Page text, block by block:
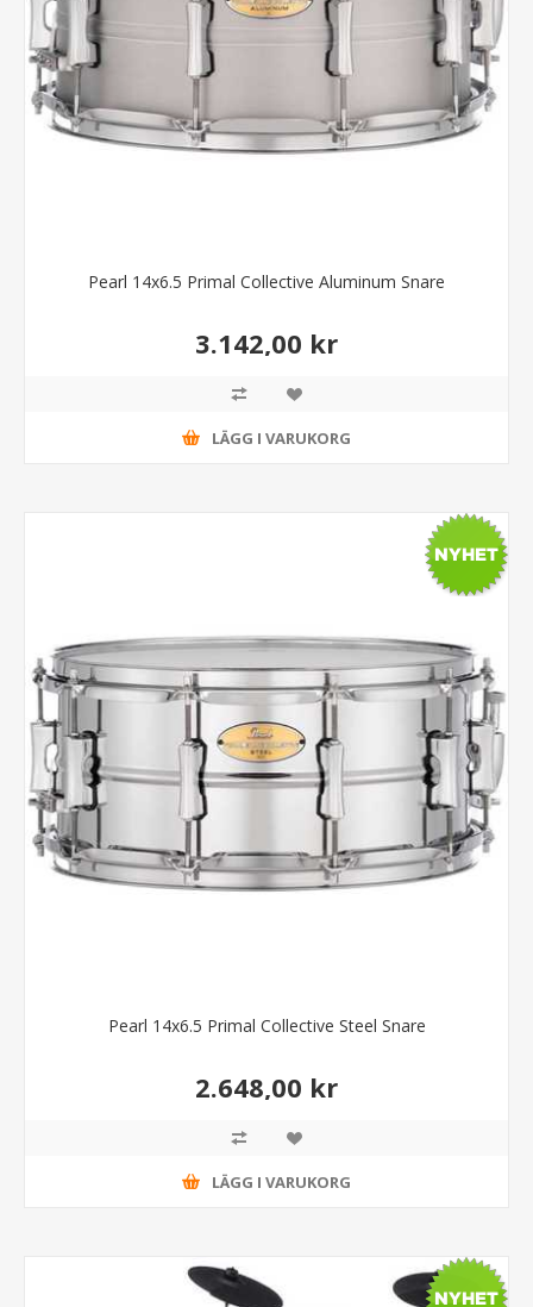
Pearl 14x6.5 Primal Collective Aluminum Snare
3.142,00 kr
LÄGG I VARUKORG
Pearl 14x6.5 Primal Collective Steel Snare
2.648,00 kr
LÄGG I VARUKORG